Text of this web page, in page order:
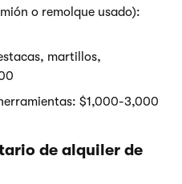
o remolque usado):
martillos,
$1,000-3,000
de alquiler de